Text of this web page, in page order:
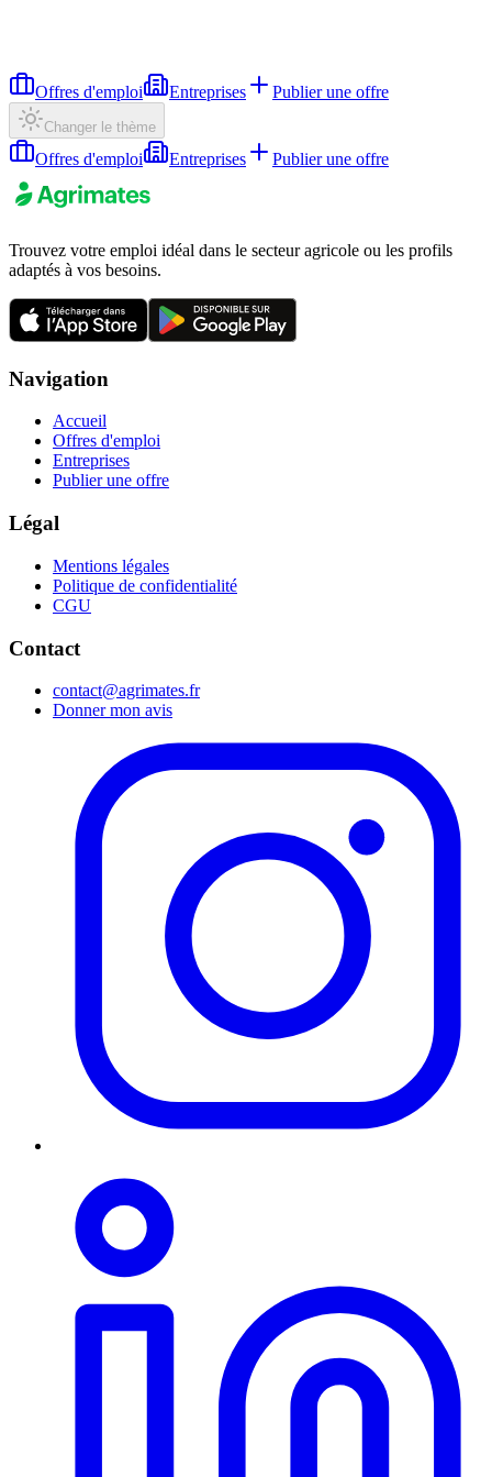
Offres d'emploi Entreprises Publier une offre
Changer le thème
Offres d'emploi Entreprises Publier une offre
Trouvez votre emploi idéal dans le secteur agricole ou les profils
adaptés à vos besoins.
Navigation
Accueil
Offres d'emploi
Entreprises
Publier une offre
Légal
Mentions légales
Politique de confidentialité
CGU
Contact
contact@agrimates.fr
Donner mon avis